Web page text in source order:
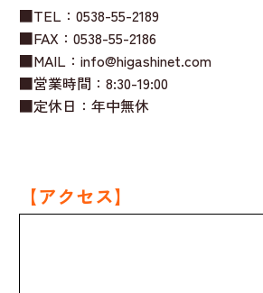
■TEL：0538-55-2189
■FAX：0538-55-2186
■MAIL：info@higashinet.com
■営業時間：8:30-19:00
■定休日：年中無休
【アクセス】